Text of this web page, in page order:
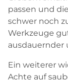
passen und
schwer noch
Werkzeuge
ausdauernder
Ein weiterer
Achte auf